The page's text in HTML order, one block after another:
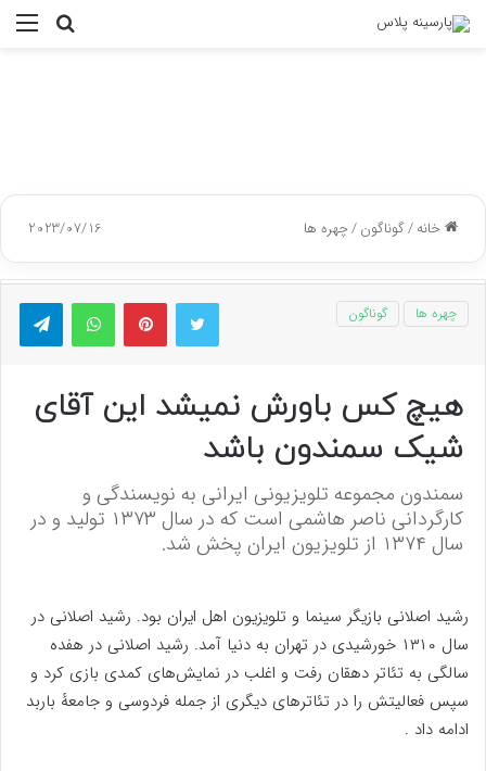
جستجو
خانه/گوناگون/چهره ها 2023/07/16
توییتر پینتریستواتس آپ
چهره ها گوناگون
هیچ کس باورش نمیشد این آقای
شیک سمندون باشد
سمندون مجموعه تلویزیونی ایرانی به نویسندگی و
کارگردانی ناصر هاشمی است که در سال ۱۳۷۳ تولید و در
سال ۱۳۷۴ از تلویزیون ایران پخش شد.
رشید اصلانی بازیگر سینما و تلویزیون اهل ایران بود. رشید اصلانی در
سال ۱۳۱۰ خورشیدی در تهران به دنیا آمد. رشید اصلانی در هفده
سالگی به تئاتر دهقان رفت و اغلب در نمایش‌های کمدی بازی کرد و
سپس فعالیتش را در تئاترهای دیگری از جمله فردوسی و جامعهٔ باربد
ادامه داد .